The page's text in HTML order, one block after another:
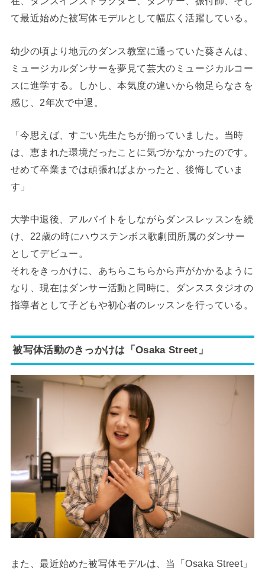
て最近始めた被写体モデルとして幅広く活躍している。
幼少の頃より地元のダンス教室に通っていた葵さんは、
ミュージカルダンサーを夢見て芸大のミュージカルコー
スに進学する。しかし、本気度の違いから物足らなさを
感じ、2年次で中退。
「今思えば、すごい先生たちが揃っていました。当時
は、恵まれた環境だったことに気づかなかったのです。
せめて卒業までは頑張ればよかったと、後悔していま
す」
大学中退後、アルバイトをしながらダンスレッスンを続
け、22歳の時にハウステンボス歌劇団所属のダンサー
としてデビュー。
それをきっかけに、あちらこちらから声がかかるように
なり、現在はダンサー活動と同時に、ダンススタジオの
指導者として子どもや初心者のレッスンを行っている。
被写体活動のきっかけは「Osaka Street」
また、最近始めた被写体モデルは、当「Osaka Street」